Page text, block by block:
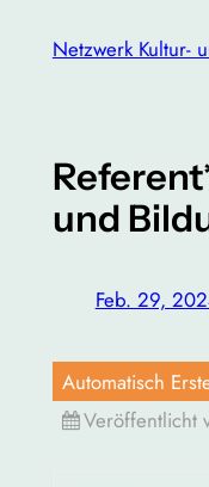
InhaltNetzwerk Kultur-
und
Feb. 29,
Automatisch
Veröffentlicht